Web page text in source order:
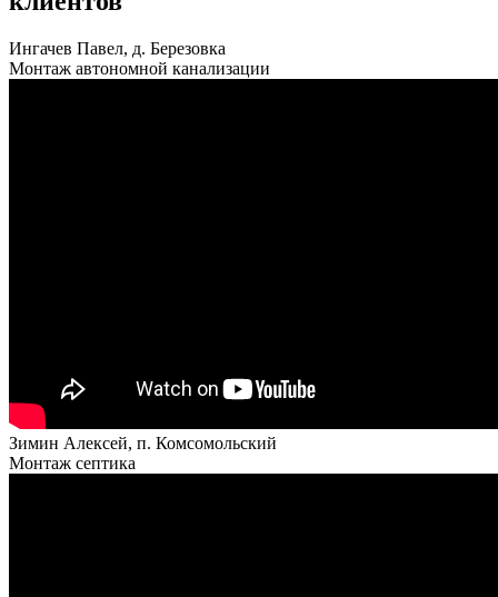
Ингачев Павел, д. Березовка
Монтаж автономной канализации
Зимин Алексей, п. Комсомольский
Монтаж септика